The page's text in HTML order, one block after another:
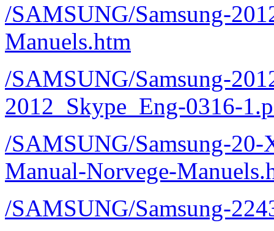
/SAMSUNG/Samsung-
Manuels.htm
/SAMSUNG/Samsung-
2012_Skype_Eng-0316-
/SAMSUNG/Samsung-
Manual-Norvege-
/SAMSUNG/Samsung-